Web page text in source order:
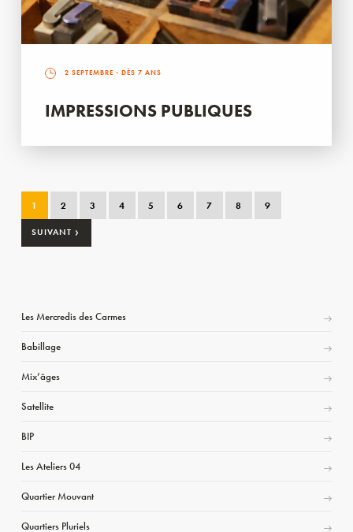
2 SEPTEMBRE - DÈS 7 ANS
IMPRESSIONS PUBLIQUES
1 2 3 4 5 6 7 8 9
SUIVANT ›
Les Mercredis des Carmes
Babillage
Mix’âges
Satellite
BIP
Les Ateliers 04
Quartier Mouvant
Quartiers Pluriels